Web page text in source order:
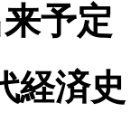
予定
経済史